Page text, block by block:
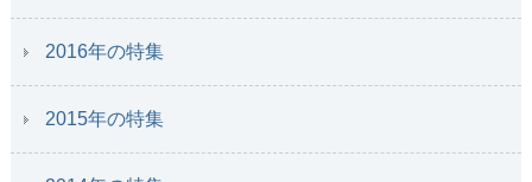
2016年の特集
2015年の特集